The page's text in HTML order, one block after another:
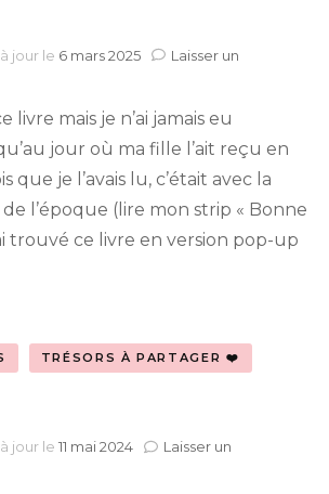
jour le 6 mars 2025
Laisser un
livre mais je n’ai jamais eu
jour où ma fille l’ait reçu en
que je l’avais lu, c’était avec la
l’époque (lire mon strip « Bonne
trouvé ce livre en version pop-up
TRÉSORS À PARTAGER ❤️
jour le 11 mai 2024
Laisser un